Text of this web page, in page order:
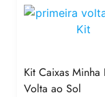
Kit Caixas Minha
Volta ao Sol